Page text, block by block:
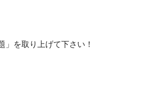
を取り上げて下さい！